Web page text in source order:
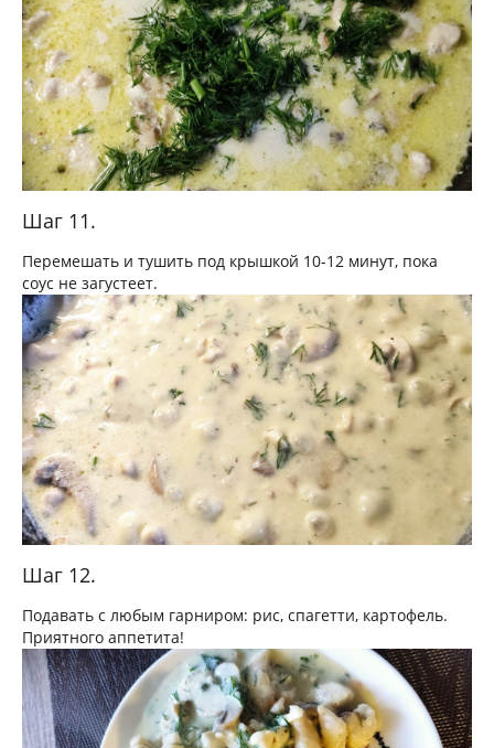
Шаг 11.
Перемешать и тушить под крышкой 10-12 минут, пока
соус не загустеет.
Шаг 12.
Подавать с любым гарниром: рис, спагетти, картофель.
Приятного аппетита!